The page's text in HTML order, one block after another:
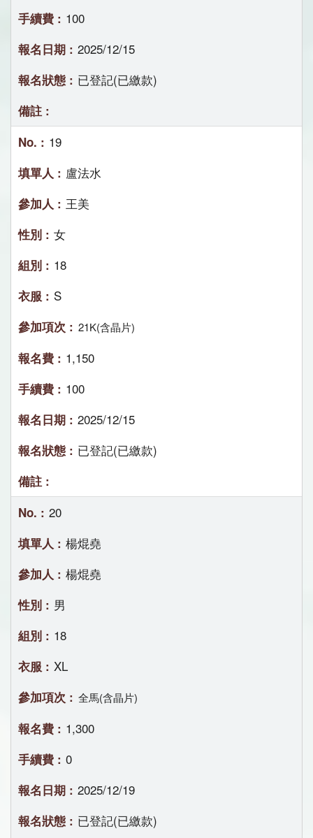
100
2025/12/15
已登記(已繳款)
19
盧法水
王美
女
18
S
21K(含晶片)
1,150
100
2025/12/15
已登記(已繳款)
20
楊焜堯
楊焜堯
男
18
XL
全馬(含晶片)
1,300
0
2025/12/19
已登記(已繳款)